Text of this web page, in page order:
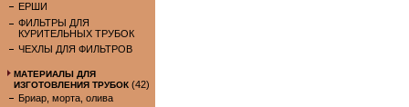
ЕРШИ
ФИЛЬТРЫ ДЛЯ
КУРИТЕЛЬНЫХ ТРУБОК
ЧЕХЛЫ ДЛЯ ФИЛЬТРОВ
МАТЕРИАЛЫ ДЛЯ
ИЗГОТОВЛЕНИЯ ТРУБОК (42)
Бриар, морта, олива